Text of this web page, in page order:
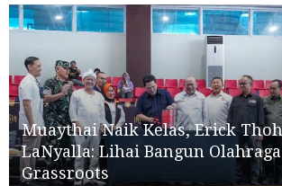
Muaythai Naik Kelas, Erick
LaNyalla: Lihai Bangun
Grassroots